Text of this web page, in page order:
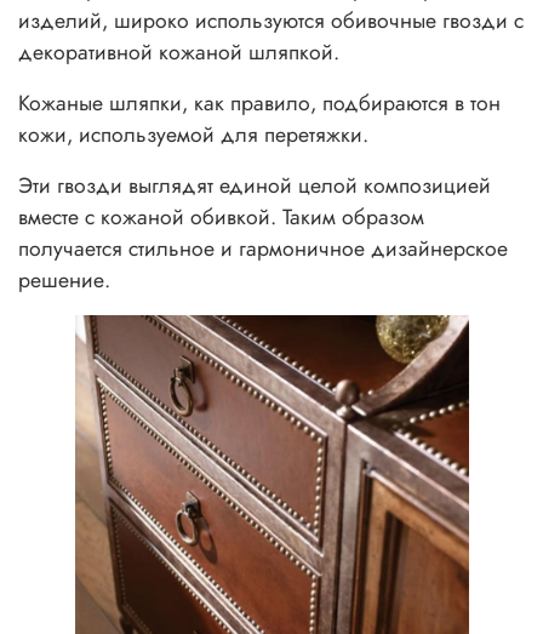
изделий, широко используются обивочные гвозди с
декоративной кожаной шляпкой.
Кожаные шляпки, как правило, подбираются в тон
кожи, используемой для перетяжки.
Эти гвозди выглядят единой целой композицией
вместе с кожаной обивкой. Таким образом
получается стильное и гармоничное дизайнерское
решение.